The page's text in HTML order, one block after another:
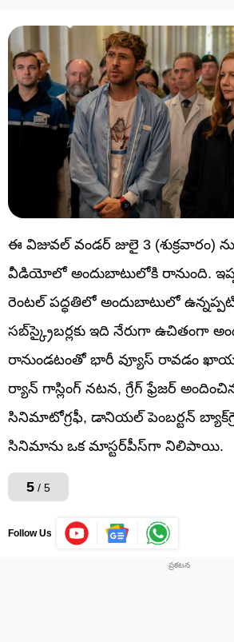
ఈ విజువల్ వండర్ జులై 3
వీడియోలో అందుబాటులోకి రానుంది.
రెంటల్ పద్ధతిలో అందుబాటులో
సబ్‌స్క్రైబర్లకు ఇది నేరుగా ఉచితంగా
రానుండటంతో భారీ వ్యూస్‌ రావడం
ర్యాన్ గాస్లింగ్ నటన, గ్రేగ్ ఫ్రేజర్
సినిమాటోగ్రఫీ, డానియల్ పెంబర్టన్
సినిమాను ఒక మాస్టర్‌పీస్‌గా నిలిపాయి.
5 / 5
Follow Us